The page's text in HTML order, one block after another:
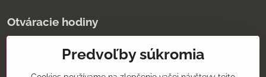
Otváracie hodiny
9:00 - 11:30 12:00 - 18:00Predvoľby súkromia